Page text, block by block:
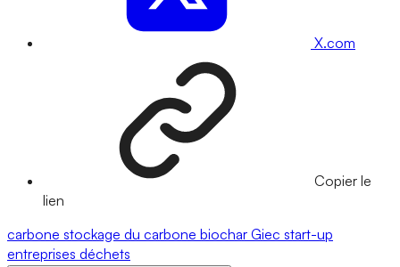
X.com
Copier le
lien
carbone stockage du carbone biochar Giec start-up
entreprises déchets